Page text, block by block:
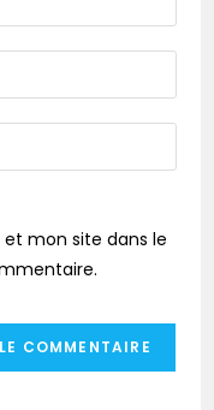
mon site dans le